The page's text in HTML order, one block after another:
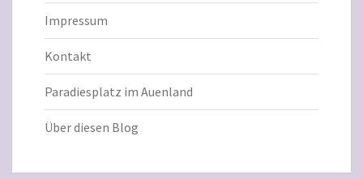
Impressum
Kontakt
Paradiesplatz im Auenland
Über diesen Blog